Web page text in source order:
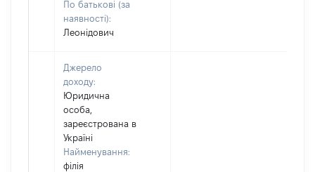
По батькові (за
наявності):
Леонідович
Джерело
доходу:
Юридична
особа,
зареєстрована в
Україні
Найменування:
філія